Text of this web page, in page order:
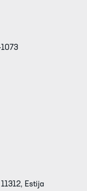
Estija